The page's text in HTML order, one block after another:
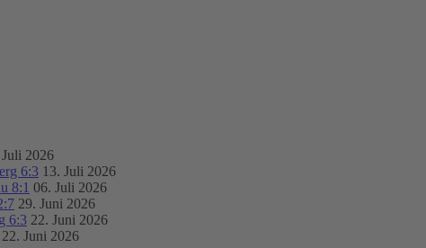
2026
6:3 13. Juli 2026
8:1 06. Juli 2026
29. Juni 2026
6:3 22. Juni 2026
22. Juni 2026